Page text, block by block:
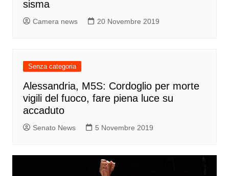
sisma
Camera news 20 Novembre 2019
Senza categoria
Alessandria, M5S: Cordoglio per morte
vigili del fuoco, fare piena luce su
accaduto
Senato News 5 Novembre 2019